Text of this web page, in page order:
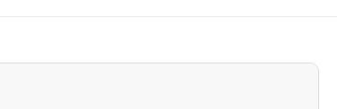
Zu den Gläsern